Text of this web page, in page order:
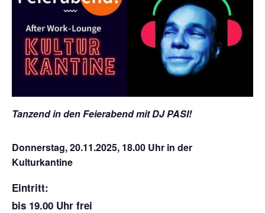
Tanzend in den Feierabend mit DJ PASI!
Donnerstag, 20.11.2025, 18.00 Uhr in der
Kulturkantine
Eintritt:
bis 19.00 Uhr frei